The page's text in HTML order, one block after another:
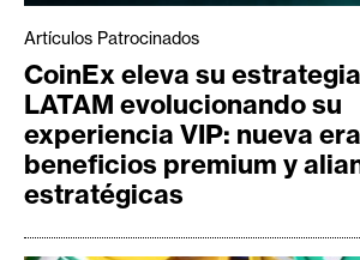
Artículos Patrocinados
CoinEx eleva su
LATAM evolucionando su
experiencia VIP: nueva
beneficios premium y
estratégicas